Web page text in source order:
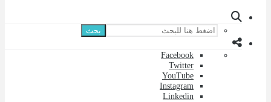
بحث
Facebook
Twitter
YouTube
Instagram
Linkedin